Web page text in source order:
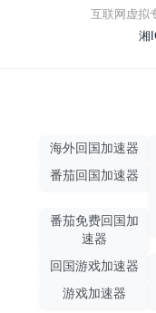
互联网虚拟
湘
海外回国加速器
番茄回国加速器
番茄免费回国加
速器
回国游戏加速器
游戏加速器